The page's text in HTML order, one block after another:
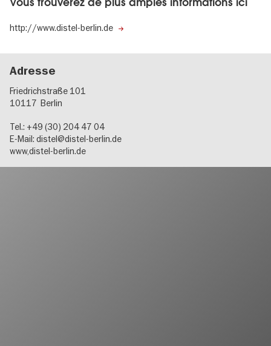
http://www.distel-berlin.de
Adresse
Friedrichstraße 101
10117 Berlin
Tel.: +49 (30) 204 47 04
E-Mail: distel@distel-berlin.de
www,distel-berlin.de